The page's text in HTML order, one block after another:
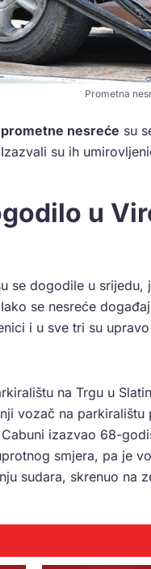
Prometna
prometne nesreće su
su ih
u
se dogodile u
se nesreće
i u sve tri su
na Trgu u
vozač na
izazvao 68-
smjera, pa je
sudara, skrenuo na